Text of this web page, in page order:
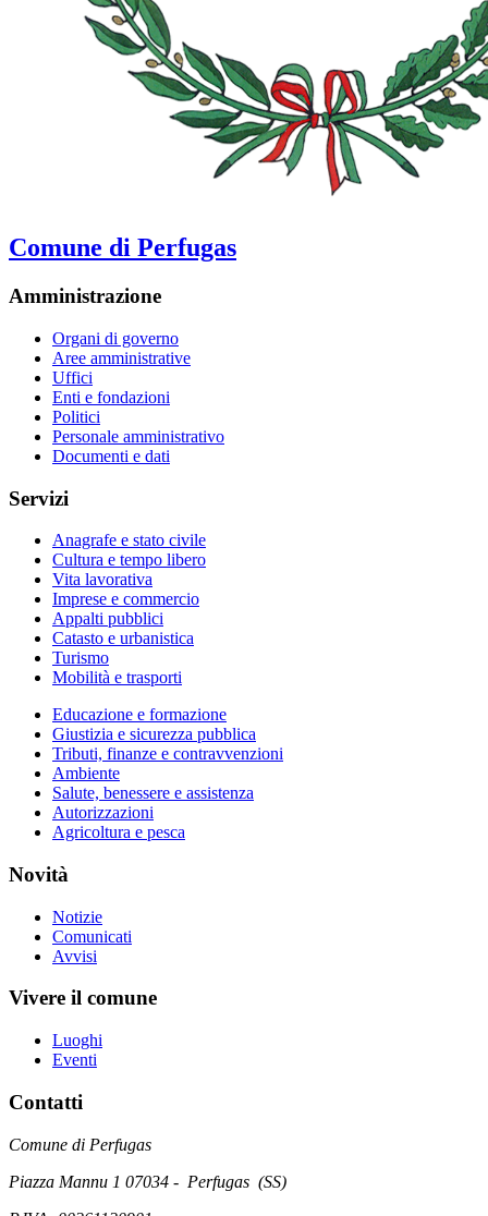
Comune di Perfugas
Amministrazione
Organi di governo
Aree amministrative
Uffici
Enti e fondazioni
Politici
Personale amministrativo
Documenti e dati
Servizi
Anagrafe e stato civile
Cultura e tempo libero
Vita lavorativa
Imprese e commercio
Appalti pubblici
Catasto e urbanistica
Turismo
Mobilità e trasporti
Educazione e formazione
Giustizia e sicurezza pubblica
Tributi, finanze e contravvenzioni
Ambiente
Salute, benessere e assistenza
Autorizzazioni
Agricoltura e pesca
Novità
Notizie
Comunicati
Avvisi
Vivere il comune
Luoghi
Eventi
Contatti
Comune di Perfugas
Piazza Mannu 1 07034 - Perfugas (SS)